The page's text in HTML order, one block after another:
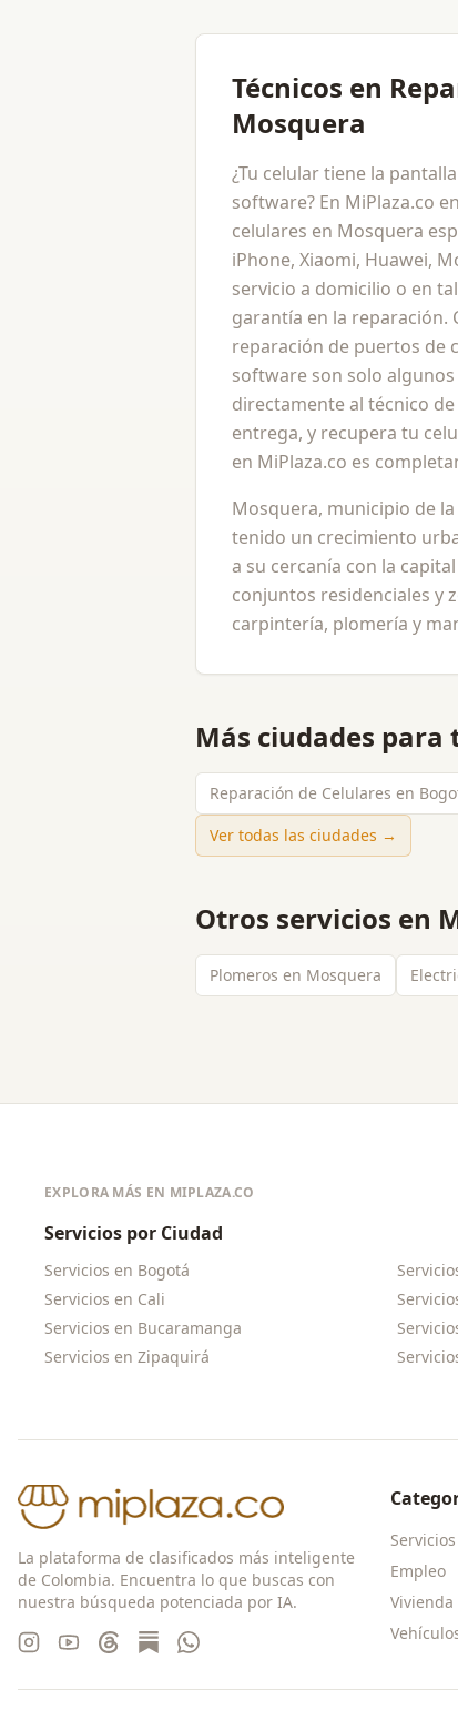
Técnicos en
Mosquera
¿Tu celular tiene la
software? En MiPlaza.co
celulares en Mosquera
iPhone, Xiaomi, Huawei,
servicio a domicilio o en
garantía en la reparación.
reparación de puertos de
software son solo
directamente al técnico
entrega, y recupera tu
en MiPlaza.co es
Mosquera, municipio de
tenido un crecimiento
a su cercanía con la
conjuntos residenciales y
carpintería, plomería y
Más ciudades para
Reparación de Celulares en
Ver todas las ciudades →
Otros servicios en
Plomeros en Mosquera
EXPLORA MÁS EN MIPLAZA.CO
Servicios por Ciudad
Servicios en Bogotá
Servicios en Cali
Servicios en Bucaramanga
Servicios en Zipaquirá
La plataforma de clasificados más inteligente
de Colombia. Encuentra lo que buscas con
nuestra búsqueda potenciada por IA.
Servicios
Empleo
Vivienda